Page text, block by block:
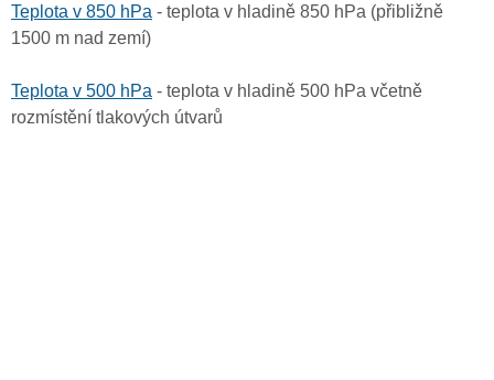
Teplota v 850 hPa - teplota v hladině 850 hPa (přibližně
1500 m nad zemí)
Teplota v 500 hPa - teplota v hladině 500 hPa včetně
rozmístění tlakových útvarů